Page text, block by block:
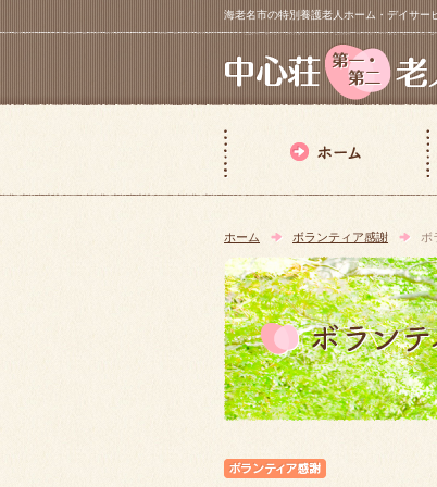
海老名市の特別養護老人ホーム・デイサ
ホーム ボランティア感謝 ボ